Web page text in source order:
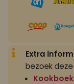
Extra
bezoek deze